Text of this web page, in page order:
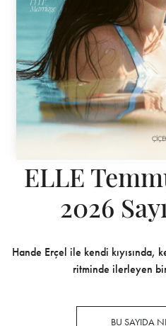
ELLE
2026
Hande Erçel ile kendi
ritminde ilerleyen
BU SAYIDA